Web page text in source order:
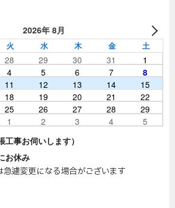
2026年 8月
火 水 木 金 土
28 29 30 31
1
4 5 6 7
8
11 12 13 14
15
18 19 20 21
22
25 26 27 28
29
1 2 3 4
5
工事お伺いします）
お休み
遽変更になる場合がございます